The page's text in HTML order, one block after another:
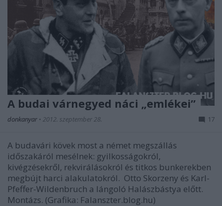
A budai várnegyed náci „emlékei”
donkanyar • 2012. szeptember 28. 17
A budavári kövek most a német megszállás
időszakáról mesélnek: gyilkosságokról,
kivégzésekről, rekvirálásokról és titkos bunkerekben
megbújt harci alakulatokról. Otto Skorzeny és Karl-
Pfeffer-Wildenbruch a lángoló Halászbástya előtt.
Montázs. (Grafika: Falanszter.blog.hu)